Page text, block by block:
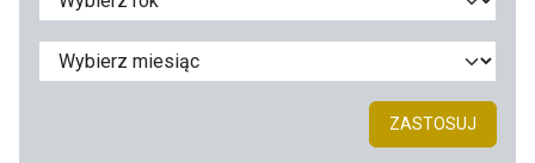
ZASTOSUJ